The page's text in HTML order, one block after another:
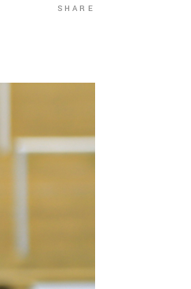
SHARE